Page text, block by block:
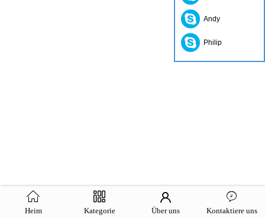
Heim Kategorie Über uns Kontaktiere uns
Andy
Philip